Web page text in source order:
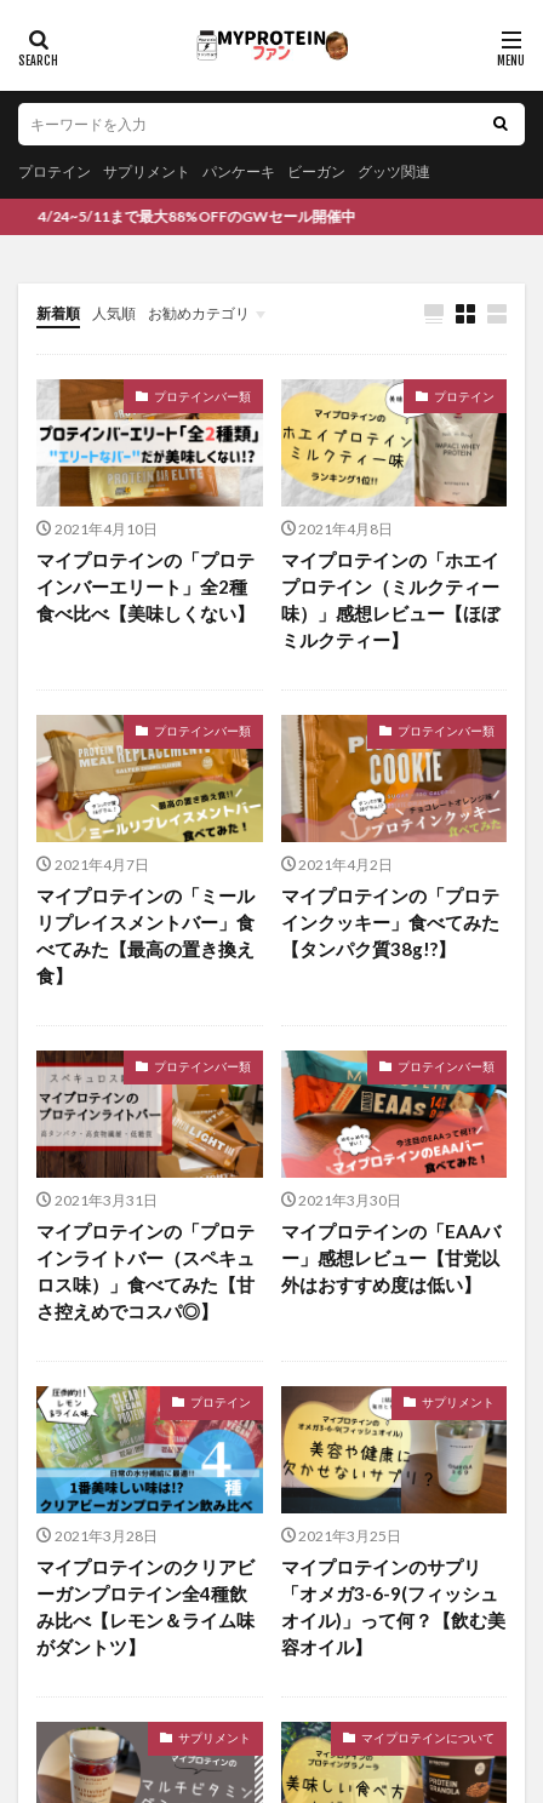
プロテイン サプリメント パンケーキ ビーガン グッツ関連
11まで最大88%OFFのGWセール開催中
新着順 人気順 お勧めカテゴリ
未分類
プロテインバー類
2021年4月10日
マイプロテインの「プロテ
インバーエリート」全2種
食べ比べ【美味しくない】
プロテイン
2021年4月8日
マイプロテインの「ホエイ
プロテイン（ミルクティー
味）」感想レビュー【ほぼ
ミルクティー】
プロテインバー類
2021年4月7日
マイプロテインの「ミール
リプレイスメントバー」食
べてみた【最高の置き換え
食】
プロテインバー類
2021年4月2日
マイプロテインの「プロテ
インクッキー」食べてみた
【タンパク質38g!?】
プロテインバー類
2021年3月31日
マイプロテインの「プロテ
インライトバー（スペキュ
ロス味）」食べてみた【甘
さ控えめでコスパ◎】
プロテインバー類
2021年3月30日
マイプロテインの「EAAバ
ー」感想レビュー【甘党以
外はおすすめ度は低い】
プロテイン
2021年3月28日
マイプロテインのクリアビ
ーガンプロテイン全4種飲
み比べ【レモン＆ライム味
がダントツ】
サプリメント
2021年3月25日
マイプロテインのサプリ
「オメガ3-6-9(フィッシュ
オイル)」って何？【飲む美
容オイル】
サプリメント マイプロテインについて